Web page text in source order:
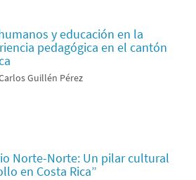
y educación en la
pedagógica en el cantón
Guillén Pérez
Norte-Norte: Un pilar cultural
en Costa Rica”